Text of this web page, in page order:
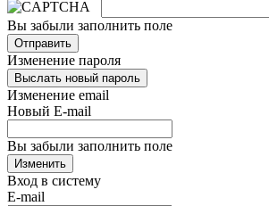
Вы забыли заполнить поле
Отправить
Изменение пароля
Выслать новый пароль
Изменение email
Новый E-mail
Вы забыли заполнить поле
Изменить
Вход в систему
E-mail